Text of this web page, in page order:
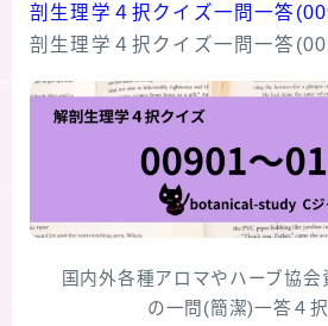
秘密部屋
お知らせ
公式ウェブサイト『Botanical
Cジャスミン瑠璃地楽の主な活動
プロフィール
剖生理学４択クイズ一問一答
剖生理学４択クイズ一問一答
国内外各種アロマやハーブ協会
の一問(簡潔)一答４